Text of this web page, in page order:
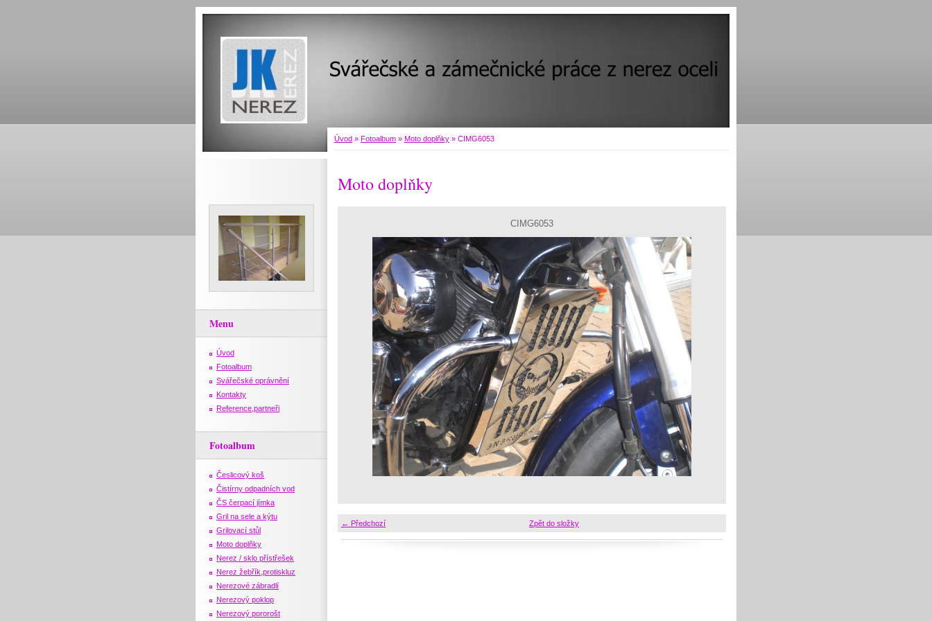
Úvod » Fotoalbum » Moto doplňky » CIMG6053
Moto doplňky
CIMG6053
← Předchozí Zpět do složky
Menu
Úvod
Fotoalbum
Svářečské oprávnění
Kontakty
Reference,partneři
Fotoalbum
Česlicový koš
Čistírny odpadních vod
ČS čerpací jímka
Gril na sele a kýtu
Grilovací stůl
Moto doplňky
Nerez / sklo přístřešek
Nerez žebřík,protiskluz
Nerezové zábradlí
Nerezový poklop
Nerezový pororošt